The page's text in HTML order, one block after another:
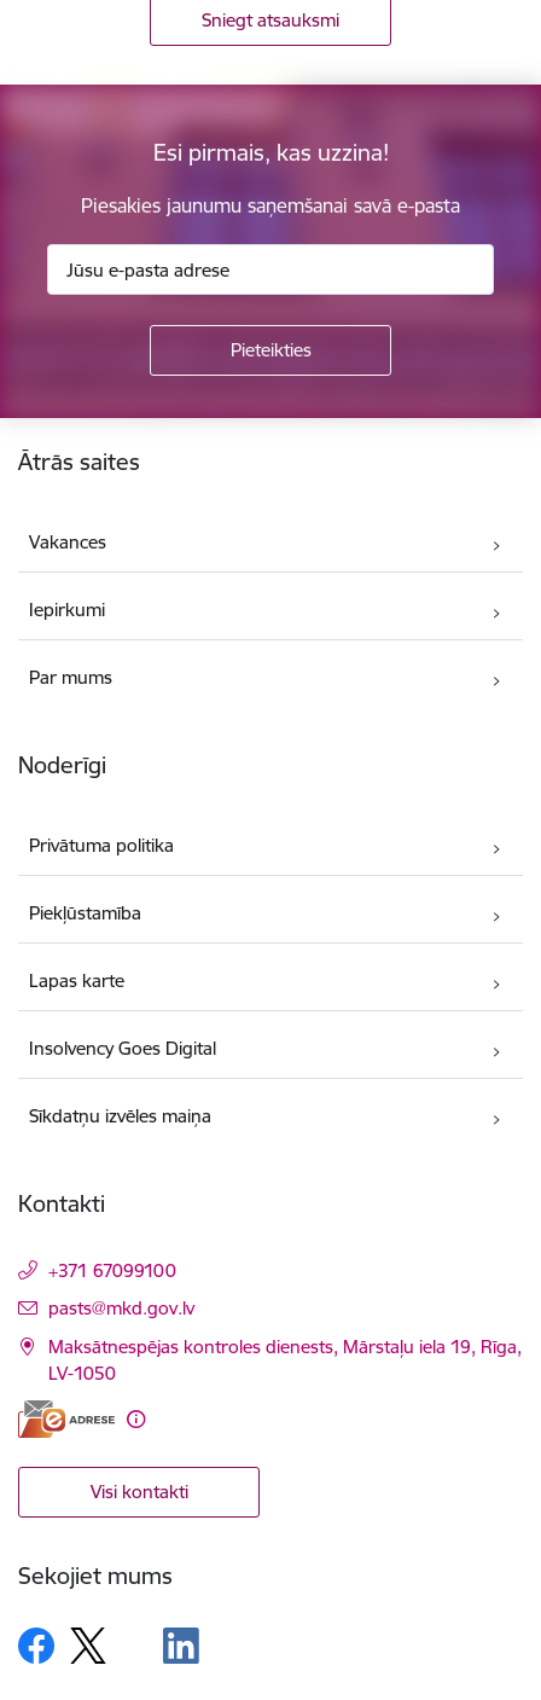
Sniegt atsauksmi
Esi pirmais, kas uzzina!
Piesakies jaunumu saņemšanai savā e-pasta
Ātrās saites
Vakances
Iepirkumi
Par mums
Noderīgi
Privātuma politika
Piekļūstamība
Lapas karte
Insolvency Goes Digital
Sīkdatņu izvēles maiņa
Kontakti
+371 67099100
E-pasts:
pasts@mkd.gov.lv
Maksātnespējas kontroles dienests, Mārstaļu iela 19, Rīga,
LV-1050
Visi kontakti
Sekojiet mums